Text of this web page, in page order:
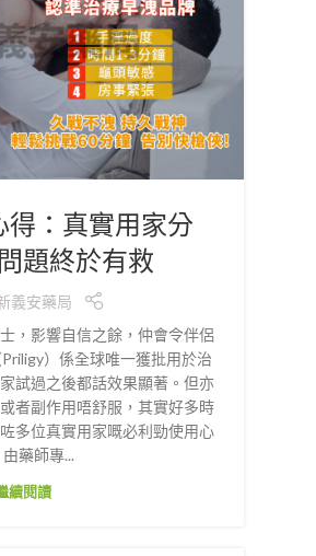
：真實用家分
題終於有救
義安藥局
，影響自信之餘，仲會令伴侶
）係全球唯一獲批用於治
試過之後都話效果顯著。但亦
者副作用唔舒服，其實好多時
多位真實用家嘅必利勁使用心
藥師專...
續閱讀